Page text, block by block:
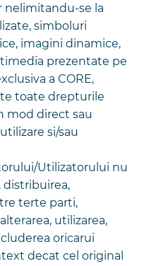
nelimitandu-se la
simboluri
imagini dinamice,
prezentate pe
a CORE,
toate drepturile
mod direct sau
si/sau
Utilizatorului nu
distribuirea,
terte parti,
utilizarea,
oricarui
decat cel original